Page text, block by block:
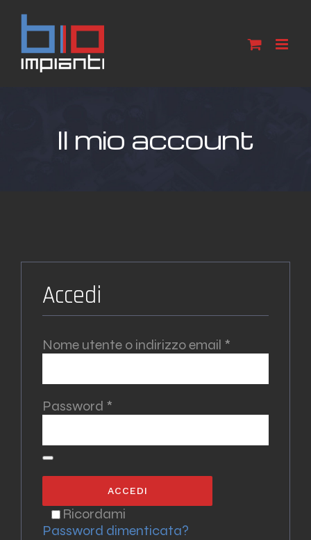
Il mio account
Accedi
Nome utente o indirizzo email *
Password *
Ricordami
ACCEDI
Password dimenticata?